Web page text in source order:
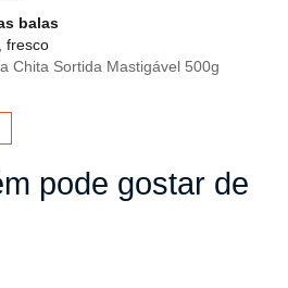
balas
fresco
Chita Sortida Mastigável 500g
pode gostar de